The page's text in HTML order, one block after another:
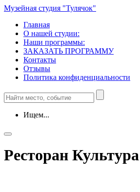
Музейная студия "Тулячок"
Главная
О нашей студии:
Наши программы:
ЗАКАЗАТЬ ПРОГРАММУ
Контакты
Отзывы
Политика конфиденциальности
Ищем...
Ресторан Культура